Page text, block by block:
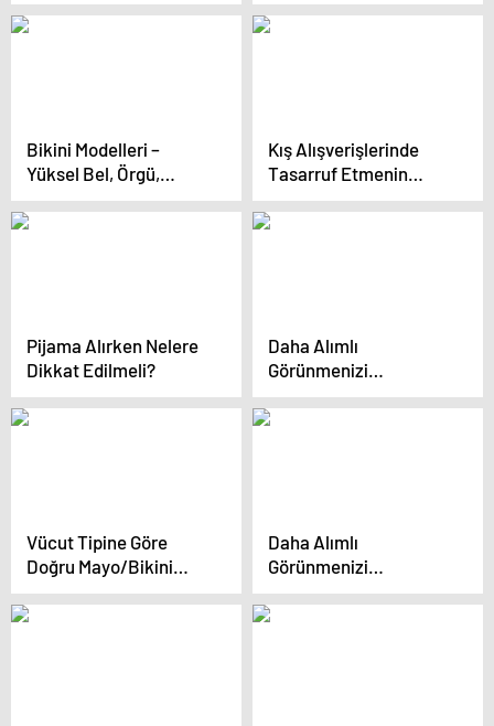
Bikini Modelleri –
Yüksel Bel, Örgü,
Şortlu Bikini Ve Mayo
Modelleri
Kış Alışverişlerinde
Tasarruf Etmenin
Yolları
Pijama Alırken Nelere
Dikkat Edilmeli?
Daha Alımlı
Görünmenizi
Sağlayacak 6 Stil
Düzenlemesi
Vücut Tipine Göre
Doğru Mayo/Bikini
Seçimi
Daha Alımlı
Görünmenizi
Sağlayacak 6 Stil
Düzenlemesi